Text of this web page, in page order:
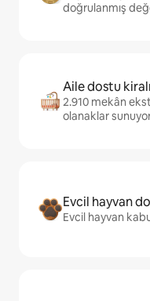
doğrulanmış
Aile dostu
2.910 mekân
olanaklar
Evcil hayvan
Evcil hayvan